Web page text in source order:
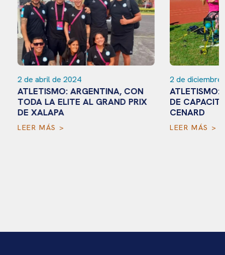
2 de abril de 2024
ATLETISMO: ARGENTINA, CON
TODA LA ELITE AL GRAND PRIX
DE XALAPA
LEER MÁS >
2 de diciembre de
ATLETISMO:
DE
CENARD
LEER MÁS >